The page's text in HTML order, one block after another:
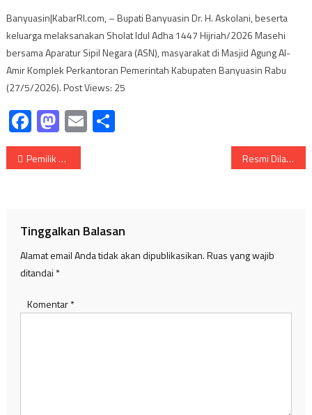
Banyuasin|KabarRI.com, – Bupati Banyuasin Dr. H. Askolani, beserta
keluarga melaksanakan Sholat Idul Adha 1447 Hijriah/2026 Masehi
bersama Aparatur Sipil Negara (ASN), masyarakat di Masjid Agung Al-
Amir Komplek Perkantoran Pemerintah Kabupaten Banyuasin Rabu
(27/5/2026). Post Views: 25
Facebook
Mastodon
Email
Navigasi
Pemilik Plasma Dibawah Naungan Koperasi BMS, Desak Bubarkan Kepengurusan Diduga Tidak Transparan Resmi Dilantik Menjadi Kades, Azhar Muslimin “Akan Berikan Yang Terbaik,”.
Tinggalkan Balasan
Alamat email Anda tidak akan dipublikasikan.Ruas yang wajib
ditandai *
Komentar*